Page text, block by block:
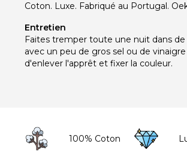
Coton. Luxe. Fabriqué au Portugal.
Entretien
Faites tremper toute une nuit dans de
avec un peu de gros sel ou de
d'enlever l'apprêt et fixer la couleur.
100% Coton